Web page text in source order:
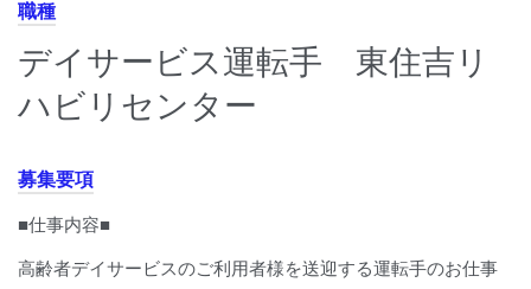
職種
デイサービス運転手 東住吉リ
ハビリセンター
募集要項
■仕事内容■
高齢者デイサービスのご利用者様を送迎する運転手のお仕事